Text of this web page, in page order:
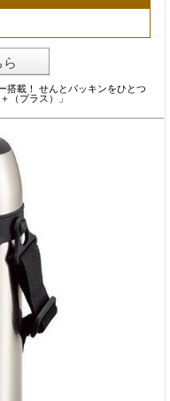
搭載！ せんとパッキンをひとつ
（プラス）」